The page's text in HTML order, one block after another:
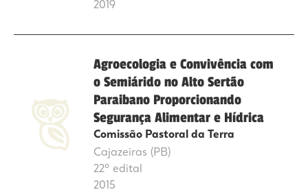
2019
Agroecologia e Convivência com
o Semiárido no Alto Sertão
Paraibano Proporcionando
Segurança Alimentar e Hídrica
Comissão Pastoral da Terra
Cajazeiras (PB)
22º edital
2015